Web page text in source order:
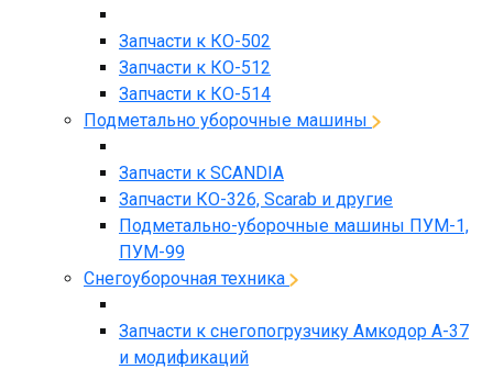
Запчасти к КО-502
Запчасти к КО-512
Запчасти к КО-514
Подметально уборочные машины
Запчасти к SCANDIA
Запчасти КО-326, Scarab и другие
Подметально-уборочные машины ПУМ-1,
ПУМ-99
Снегоуборочная техника
Запчасти к снегопогрузчику Амкодор А-37
и модификаций